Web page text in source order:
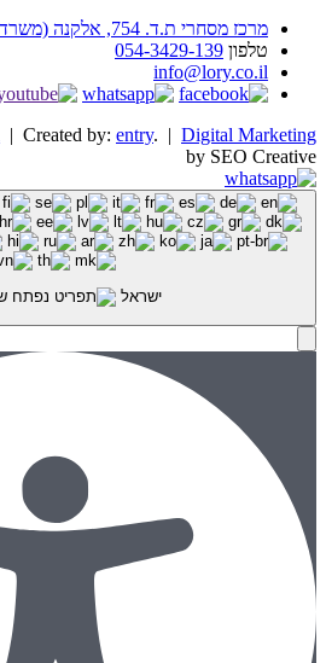
מרכז מסחרי ת.ד. 754, אלקנה (משרדים בלבד)
טלפון 054-3429-139
info@lory.co.il
| Created by: entry. | Digital Marketing
by SEO Creative
ישראל